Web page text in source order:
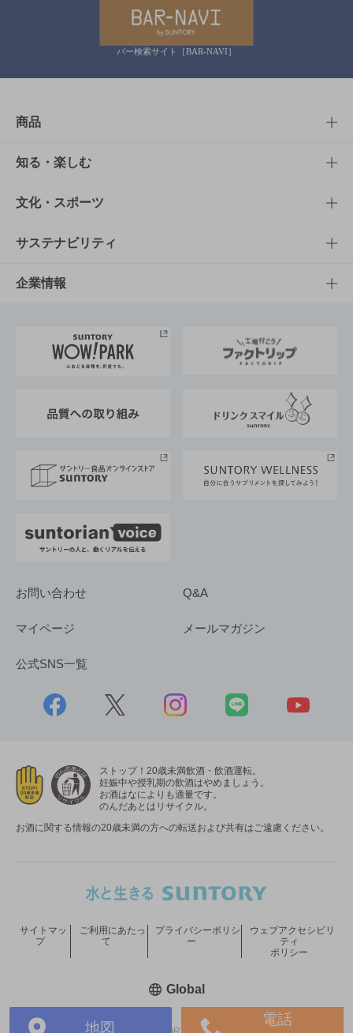
地図
電話
バー検索サイト［BAR-NAVI］
商品
商品TOP
商品一覧
商品発売情報
栄養成分一覧
知る・楽しむ
知る・楽しむTOP
キャンペーン
工場見学
地域情報
文化・スポーツ
文化・スポーツTOP
サントリーホール
サントリーサンバーズ大阪
サステナビリティ
サステナビリティTOP
サントリーが考えるサステナビリティ経営
企業情報
企業概要
採用情報
お問い合わせ Q&A
マイページ メールマガジン
公式SNS一覧
ストップ！20歳未満飲酒・飲酒運転。
妊娠中や授乳期の飲酒はやめましょう。
お酒はなによりも適量です。
のんだあとはリサイクル。
お酒に関する情報の20歳未満の方への転送および共有はご遠慮ください。
サイトマッ
プ
ご利用にあたっ
て
プライバシーポリシ
ー
ウェブアクセシビリ
ティ
ポリシー
Global新しいウィンドウで開く